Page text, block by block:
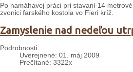
Po namáhavej práci pri stavaní 14
zvonici farského kostola vo Fieri kríž.
Zamyslenie nad nedeľou
Podrobnosti
Uverejnené: 01. máj 2009
Prečítané: 3322x